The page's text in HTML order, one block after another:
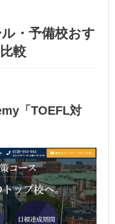
・予備校おす
較
「TOEFL対